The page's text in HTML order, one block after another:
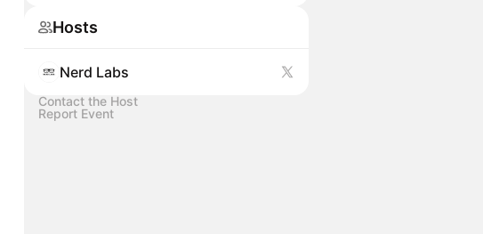
Hosts
Nerd Labs
Contact the Host
Report Event